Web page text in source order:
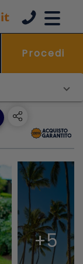
+5
Procedi